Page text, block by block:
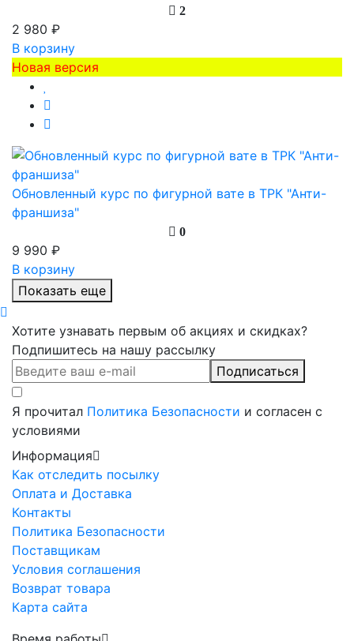
2
2 980 ₽
В корзину
Новая версия
Обновленный курс по фигурной вате в ТРК "Анти-
франшиза"
0
9 990 ₽
В корзину
Показать еще
Хотите узнавать первым об акциях и скидках?
Подпишитесь на нашу рассылку
Подписаться
Я прочитал Политика Безопасности и согласен с
условиями
Информация
Как отследить посылку
Оплата и Доставка
Контакты
Политика Безопасности
Поставщикам
Условия соглашения
Возврат товара
Карта сайта